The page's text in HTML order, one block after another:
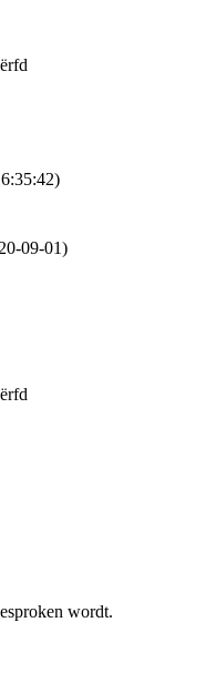
wordt.